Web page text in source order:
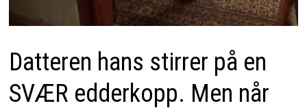
Datteren hans stirrer på en
SVÆR edderkopp. Men når